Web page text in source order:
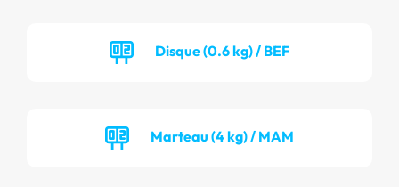
Disque (0.6 kg) / BEF
Marteau (4 kg) / MAM